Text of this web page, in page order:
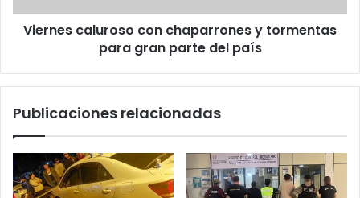
Viernes caluroso con chaparrones y tormentas
para gran parte del país
Publicaciones relacionadas